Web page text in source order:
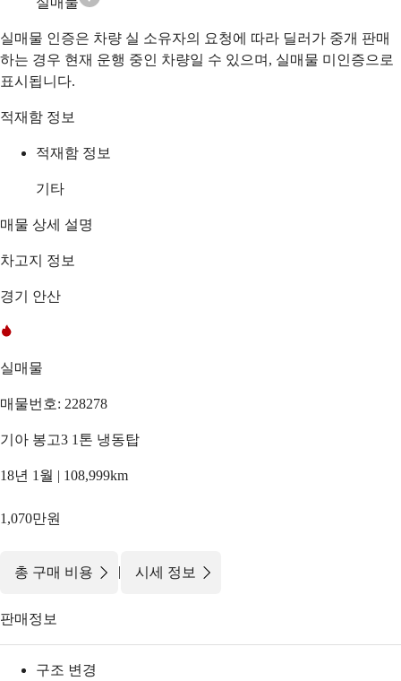
실매물 인증은 차량 실 소유자의 요청에 따라 딜러가 중개 판매
하는 경우 현재 운행 중인 차량일 수 있으며, 실매물 미인증으로
표시됩니다.
적재함 정보
적재함 정보
기타
매물 상세 설명
차고지 정보
경기 안산
실매물
매물번호: 228278
기아 봉고3 1톤 냉동탑
18년 1월 | 108,999km
1,070만원
총 구매 비용 | 시세 정보
판매정보
구조 변경